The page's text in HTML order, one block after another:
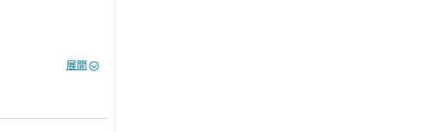
。這本書好得令人
，就放不下它。」
展開